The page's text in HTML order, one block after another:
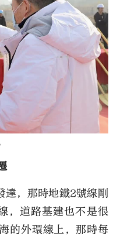
達，那時地鐵2號線剛
，道路基建也不是很
的外環線上，那時每